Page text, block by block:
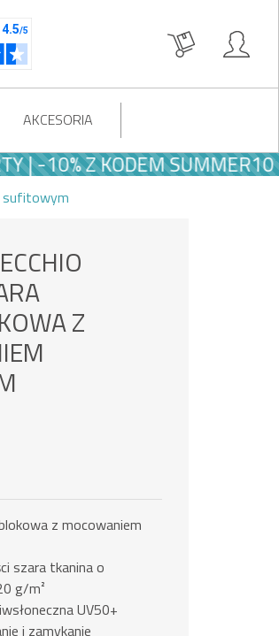
AKCESORIA
Z KODEM SUMMER10
sufitowym
Z
z mocowaniem
szara tkanina o
g/m²
UV50+
i zamykanie